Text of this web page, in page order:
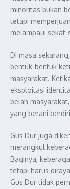
minoritas bukan
tetapi
melampaui
Di masa
bentuk-bentuk
masyarakat.
eksploitasi
belah
yang berani
Gus Dur juga
merangkul
Baginya,
tetapi harus
Gus Dur tidak